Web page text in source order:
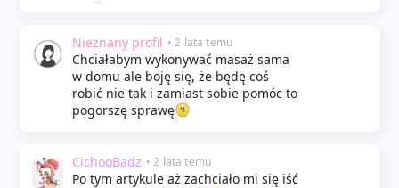
Nieznany profil • 2 lata temu
Chciałabym wykonywać masaż sama
w domu ale boję się, że będę coś
robić nie tak i zamiast sobie pomóc to
pogorszę sprawę
CichooBadz • 2 lata temu
Po tym artykule aż zachciało mi się iść